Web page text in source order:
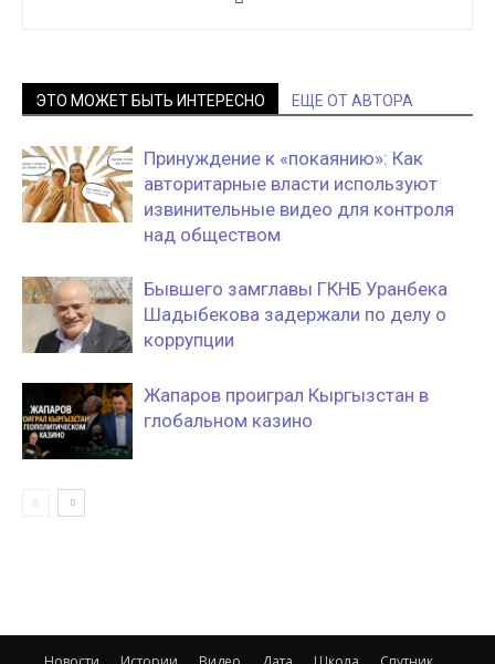
ЭТО МОЖЕТ БЫТЬ ИНТЕРЕСНО ЕЩЕ ОТ АВТОРА
Принуждение к «покаянию»: Как
авторитарные власти используют
извинительные видео для контроля
над обществом
Бывшего замглавы ГКНБ Уранбека
Шадыбекова задержали по делу о
коррупции
Жапаров проиграл Кыргызстан в
глобальном казино